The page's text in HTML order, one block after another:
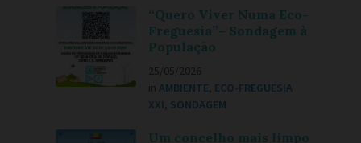
“Quero Viver Numa Eco-
Freguesia”– Sondagem à
População
25/05/2026
inAMBIENTE, ECO-FREGUESIA
XXI , SONDAGEM
Um concelho mais limpo